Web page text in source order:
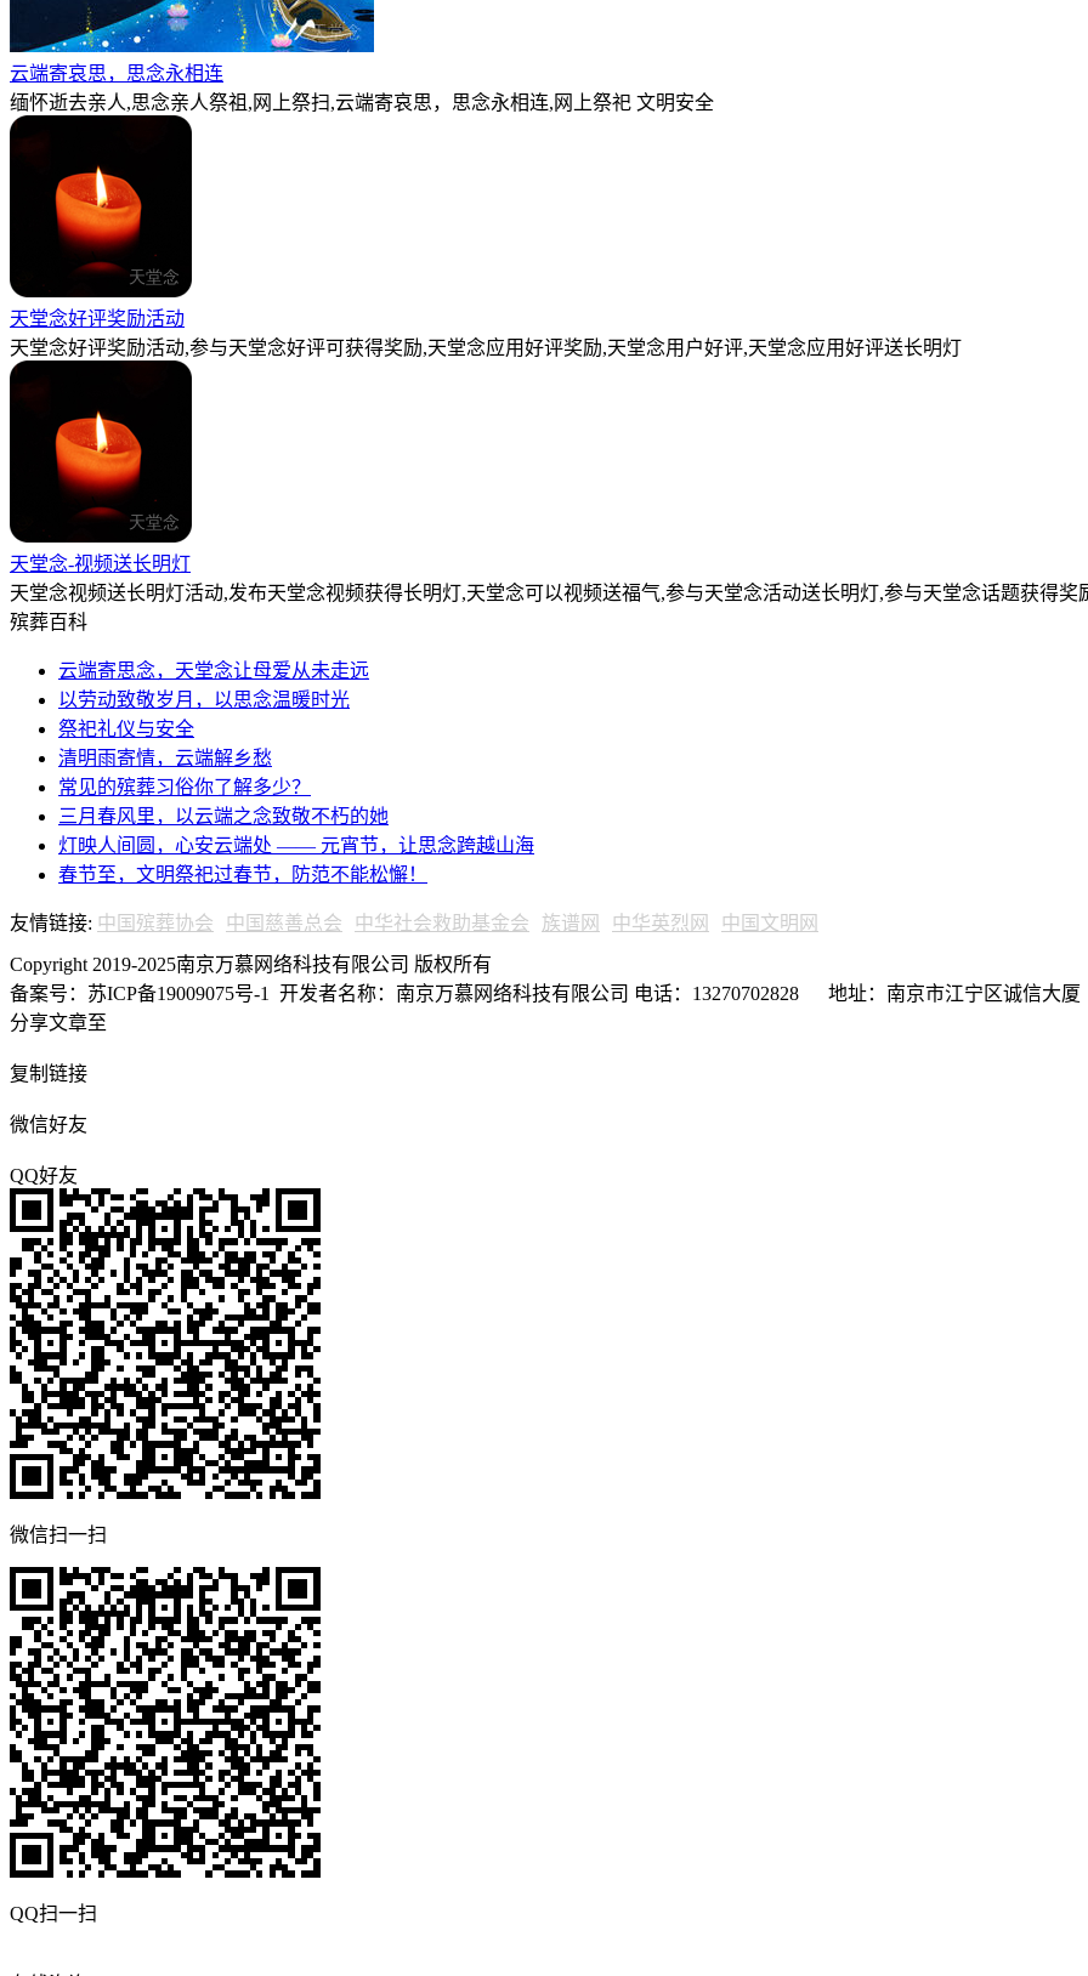
云端寄哀思，思念永相连
缅怀逝去亲人,思念亲人祭祖,网上祭扫,云端寄哀思，思念永相连,网上祭祀 文明安全
天堂念好评奖励活动
天堂念好评奖励活动,参与天堂念好评可获得奖励,天堂念应用好评奖励,天堂念用户好评,天堂念应用好评送长明灯
天堂念-视频送长明灯
天堂念视频送长明灯活动,发布天堂念视频获得长明灯,天堂念可以视频送福气,参与天堂念活动送长明灯,参与天堂念话题获得奖
殡葬百科
云端寄思念，天堂念让母爱从未走远
以劳动致敬岁月，以思念温暖时光
祭祀礼仪与安全
清明雨寄情，云端解乡愁
常见的殡葬习俗你了解多少？
三月春风里，以云端之念致敬不朽的她
灯映人间圆，心安云端处 —— 元宵节，让思念跨越山海
春节至，文明祭祀过春节，防范不能松懈！
友情链接: 中国殡葬协会 中国慈善总会 中华社会救助基金会 族谱网 中华英烈网
中国文明网
Copyright 2019-2025南京万慕网络科技有限公司 版权所有
备案号：苏ICP备19009075号-1
开发者名称：南京万慕网络科技有限公司 电话：13270702828 地址：南京市江宁区诚信大厦
分享文章至
复制链接
微信好友
QQ好友
微信扫一扫
QQ扫一扫